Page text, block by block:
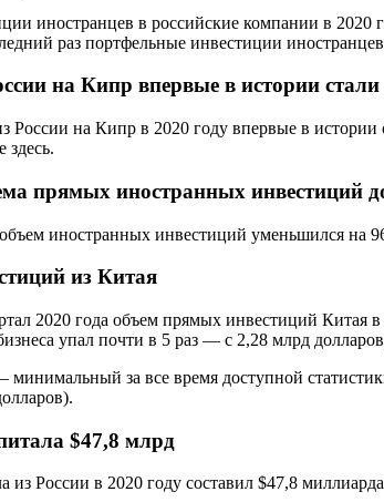
иностранцев в российские компании в 2020
раз портфельные инвестиции
на Кипр впервые в истории
на Кипр в 2020 году впервые в истории
здесь.
прямых иностранных инвестиций
иностранных инвестиций уменьшился
из Китая
2020 года объем прямых инвестиций
упал почти в 5 раз — с 2,28 млрд
минимальный за все время доступной
$47,8 млрд
из России в 2020 году составил $47,8